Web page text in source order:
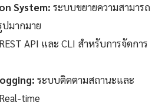
System: ระบบขยายความสามารถ
ปมากมาย
REST API และ CLI สำหรับการจัดการ
ระบบติดตามสถานะและ
time